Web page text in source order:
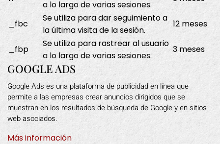
a lo largo de varias sesiones.
_fbc
Se utiliza para dar seguimiento a
la última visita de la sesión.
12 meses
_fbp
Se utiliza para rastrear al usuario
a lo largo de varias sesiones.
3 meses
GOOGLE ADS
Google Ads es una plataforma de publicidad en línea que
permite a las empresas crear anuncios dirigidos que se
muestran en los resultados de búsqueda de Google y en sitios
web asociados.
Más información